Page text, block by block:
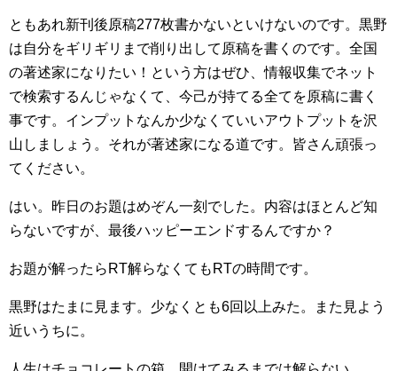
ともあれ新刊後原稿277枚書かないといけないのです。黒野
は自分をギリギリまで削り出して原稿を書くのです。全国
の著述家になりたい！という方はぜひ、情報収集でネット
で検索するんじゃなくて、今己が持てる全てを原稿に書く
事です。インプットなんか少なくていいアウトプットを沢
山しましょう。それが著述家になる道です。皆さん頑張っ
てください。
はい。昨日のお題はめぞん一刻でした。内容はほとんど知
らないですが、最後ハッピーエンドするんですか？
お題が解ったらRT解らなくてもRTの時間です。
黒野はたまに見ます。少なくとも6回以上みた。また見よう
近いうちに。